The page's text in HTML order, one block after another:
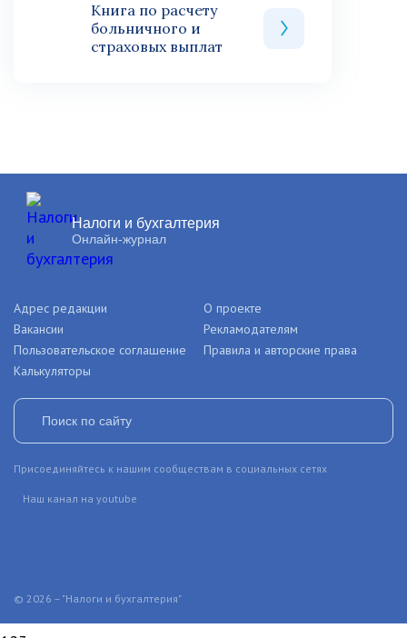
Книга по расчету
больничного и
страховых выплат
Налоги и бухгалтерия
Онлайн-журнал
© 2026 – "Налоги и бухгалтерия"
Адрес редакции
О проекте
Вакансии
Рекламодателям
Пользовательское соглашение
Правила и авторские права
Калькуляторы
Присоединяйтесь к нашим сообществам в социальных сетях
Наш канал на youtube